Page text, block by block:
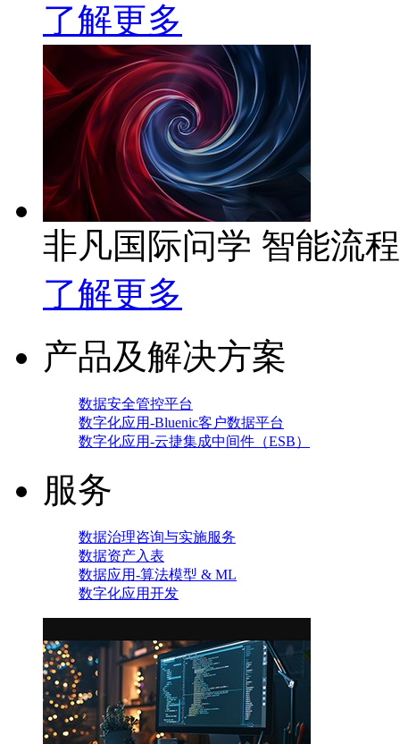
了解更多
非凡国际问学 智能流
了解更多
产品及解决方案
数据安全管控平台
数字化应用-Bluenic客户数据平台
数字化应用-云捷集成中间件（ESB）
服务
数据治理咨询与实施服务
数据资产入表
数据应用-算法模型 & ML
数字化应用开发